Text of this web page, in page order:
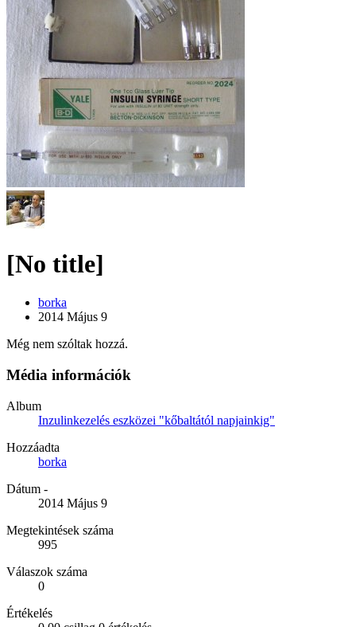
[No title]
borka
2014 Május 9
Még nem szóltak hozzá.
Média információk
Album
Inzulinkezelés eszközei "kőbaltától napjainkig"
Hozzáadta
borka
Dátum -
2014 Május 9
Megtekintések száma
995
Válaszok száma
0
Értékelés